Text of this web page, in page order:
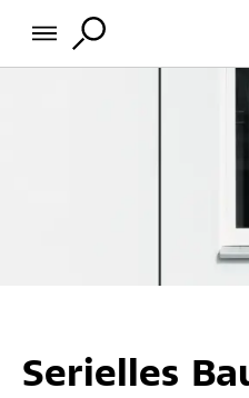
Serielles